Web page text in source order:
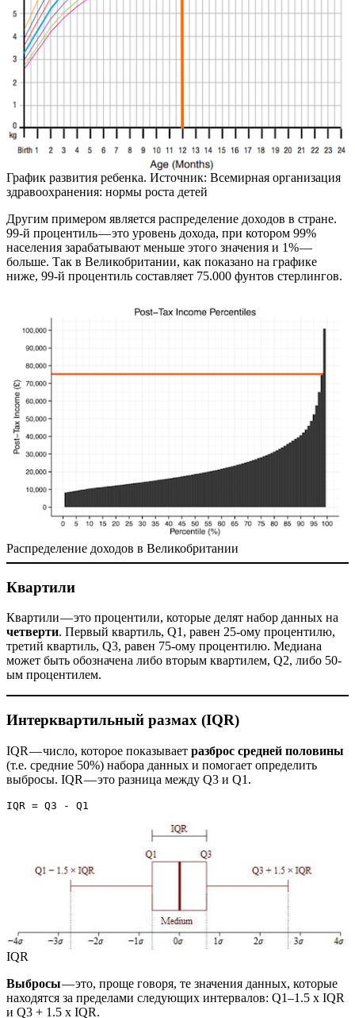
График развития ребенка. Источник: Всемирная организация
здравоохранения: нормы роста детей
Другим примером является распределение доходов в стране.
99-й процентиль — это уровень дохода, при котором 99%
населения зарабатывают меньше этого значения и 1% —
больше. Так в Великобритании, как показано на графике
ниже, 99-й процентиль составляет 75.000 фунтов стерлингов.
Распределение доходов в Великобритании
Квартили
Квартили — это процентили, которые делят набор данных на
четверти. Первый квартиль, Q1, равен 25-ому процентилю,
третий квартиль, Q3, равен 75-ому процентилю. Медиана
может быть обозначена либо вторым квартилем, Q2, либо 50-
ым процентилем.
Интерквартильный размах (IQR)
IQR — число, которое показывает разброс средней половины
(т.е. средние 50%) набора данных и помогает определить
выбросы. IQR — это разница между Q3 и Q1.
IQR = Q3 - Q1
IQR
Выбросы— это, проще говоря, те значения данных, которые
находятся за пределами следующих интервалов: Q1–1.5 x IQR
и Q3 + 1.5 x IQR.